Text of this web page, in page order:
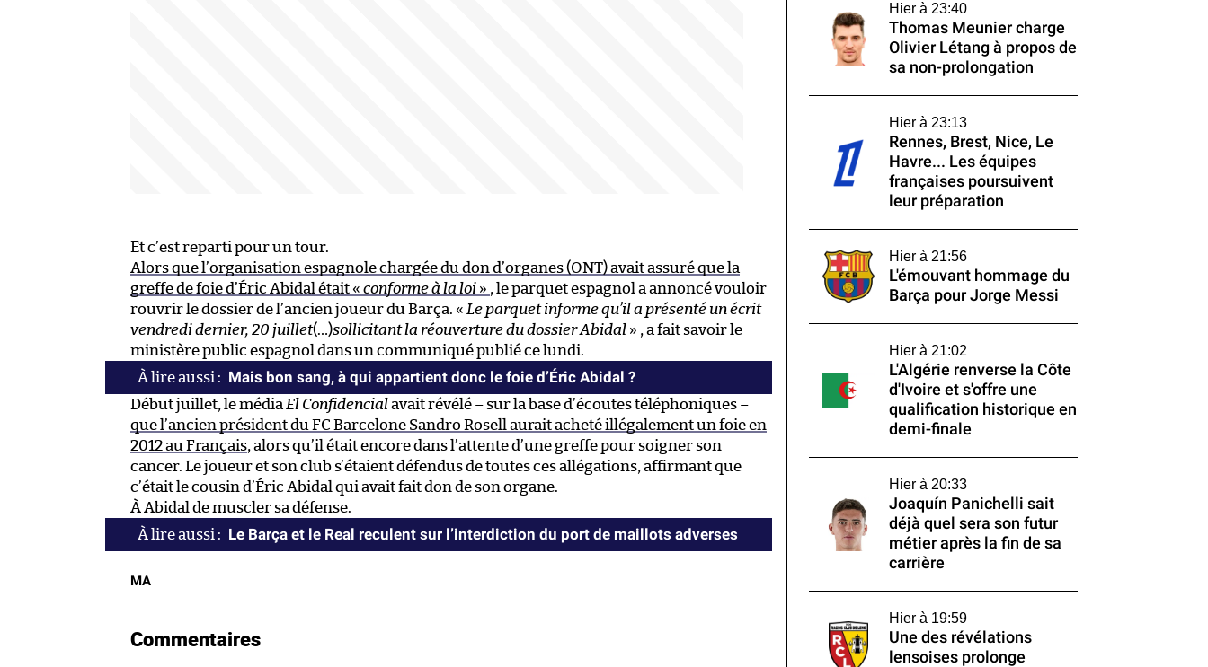
Et c’est reparti pour un tour.
Alors que l’organisation espagnole chargée du don d’organes (ONT) avait assuré que la
greffe de foie d’Éric Abidal était « conforme à la loi » , le parquet espagnol a annoncé vouloir
rouvrir le dossier de l’ancien joueur du Barça. « Le parquet informe qu’il a présenté un écrit
vendredi dernier, 20 juillet(…)sollicitant la réouverture du dossier Abidal » , a fait savoir le
ministère public espagnol dans un communiqué publié ce lundi.
Mais bon sang, à qui appartient donc le foie d’Éric Abidal ?
Début juillet, le média El Confidencialavait révélé – sur la base d’écoutes téléphoniques –
que l’ancien président du FC Barcelone Sandro Rosell aurait acheté illégalement un foie en
2012 au Français, alors qu’il était encore dans l’attente d’une greffe pour soigner son
cancer. Le joueur et son club s’étaient défendus de toutes ces allégations, affirmant que
c’était le cousin d’Éric Abidal qui avait fait don de son organe.
À Abidal de muscler sa défense.
Le Barça et le Real reculent sur l’interdiction du port de maillots adverses
MA
Commentaires
Hier à 23:40
Thomas Meunier charge
Olivier Létang à propos de
sa non-prolongation
Hier à 23:13
Rennes, Brest, Nice, Le
Havre... Les équipes
françaises poursuivent
leur préparation
Hier à 21:56
L'émouvant hommage du
Barça pour Jorge Messi
Hier à 21:02
L'Algérie renverse la Côte
d'Ivoire et s'offre une
qualification historique en
demi-finale
Hier à 20:33
Joaquín Panichelli sait
déjà quel sera son futur
métier après la fin de sa
carrière
Hier à 19:59
Une des révélations
lensoises prolonge